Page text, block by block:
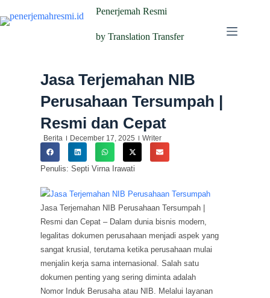
Penerjemah Resmi
by Translation Transfer
Jasa Terjemahan NIB
Perusahaan Tersumpah |
Resmi dan Cepat
Berita December 17, 2025 Writer
Penulis: Septi Virna Irawati
Jasa Terjemahan NIB Perusahaan Tersumpah |
Resmi dan Cepat – Dalam dunia bisnis modern,
legalitas dokumen perusahaan menjadi aspek yang
sangat krusial, terutama ketika perusahaan mulai
menjalin kerja sama internasional. Salah satu
dokumen penting yang sering diminta adalah
Nomor Induk Berusaha atau NIB. Melalui layanan